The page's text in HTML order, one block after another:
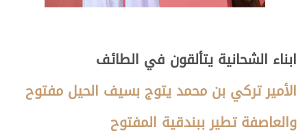
ابناء الشحانية يتألقون في الطائف
الأمير تركي بن محمد يتوج بسيف الحيل مفتوح
والعاصفة تطير ببندقية المفتوح